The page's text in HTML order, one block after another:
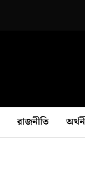
রাজনীতি